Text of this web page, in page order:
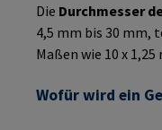
Die Durchmesser
4,5 mm bis 30 mm,
Maßen wie 10 x
Wofür wird ein